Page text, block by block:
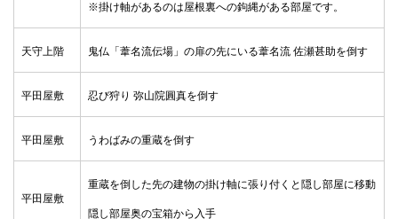
※掛け軸があるのは屋根裏への鉤縄がある部屋です。
天守上階 鬼仏「葦名流伝場」の扉の先にいる葦名流 佐瀬甚助を倒す
平田屋敷 忍び狩り 弥山院圓真を倒す
平田屋敷 うわばみの重蔵を倒す
平田屋敷
重蔵を倒した先の建物の掛け軸に張り付くと隠し部屋に移動
隠し部屋奥の宝箱から入手